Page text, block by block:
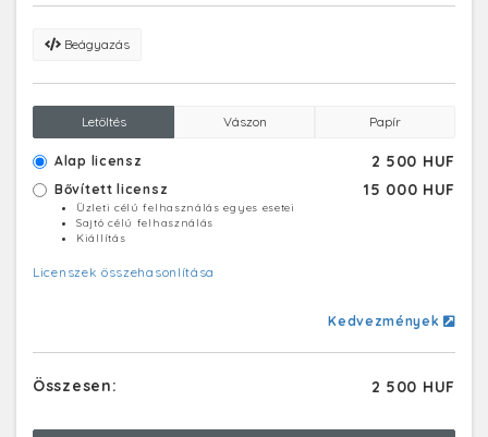
Beágyazás
Letöltés Vászon Papír
Alap licensz 2 500 HUF
Bővített licensz 15 000 HUF
Üzleti célú felhasználás egyes esetei
Sajtó célú felhasználás
Kiállítás
Licenszek összehasonlítása
Kedvezmények
Összesen: 2 500 HUF